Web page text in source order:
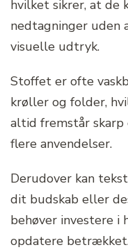
hvilket sikrer, at de
nedtagninger uden
visuelle udtryk.
Stoffet er ofte
krøller og folder,
altid fremstår skarp
flere anvendelser.
Derudover kan
dit budskab eller
behøver investere i
opdatere